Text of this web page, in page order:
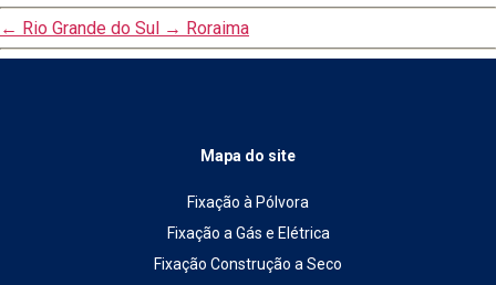
← Rio Grande do Sul → Roraima
Mapa do site
Fixação à Pólvora
Fixação a Gás e Elétrica
Fixação Construção a Seco